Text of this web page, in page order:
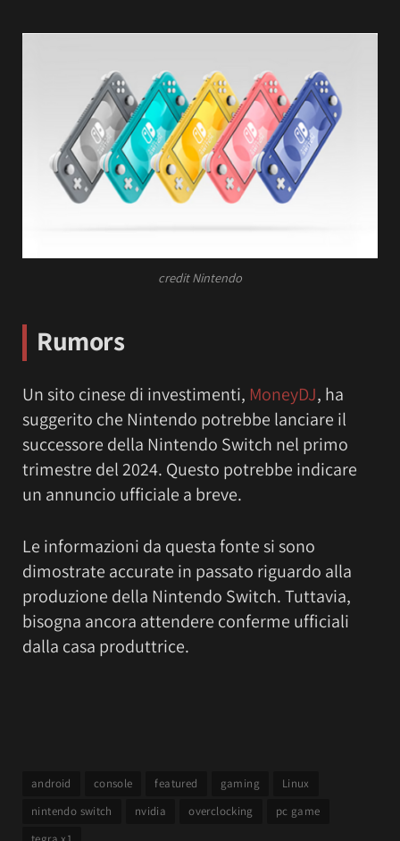
credit Nintendo
Rumors
Un sito cinese di investimenti, MoneyDJ, ha
suggerito che Nintendo potrebbe lanciare il
successore della Nintendo Switch nel primo
trimestre del 2024. Questo potrebbe indicare
un annuncio ufficiale a breve.
Le informazioni da questa fonte si sono
dimostrate accurate in passato riguardo alla
produzione della Nintendo Switch. Tuttavia,
bisogna ancora attendere conferme ufficiali
dalla casa produttrice.
android console featured gaming
Linux
nintendo switch
nvidia overclocking
pc game